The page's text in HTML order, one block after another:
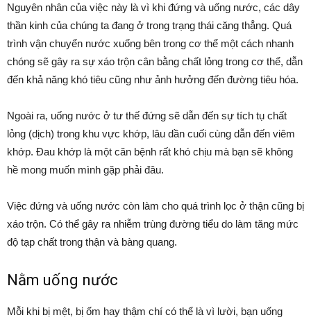
Nguyên nhân của việc này là vì khi đứng và uống nước, các dây
thần kinh của chúng ta đang ở trong trạng thái căng thẳng. Quá
trình vận chuyển nước xuống bên trong cơ thể một cách nhanh
chóng sẽ gây ra sự xáo trộn cân bằng chất lỏng trong cơ thể, dẫn
đến khả năng khó tiêu cũng như ảnh hưởng đến đường tiêu hóa.
Ngoài ra, uống nước ở tư thế đứng sẽ dẫn đến sự tích tụ chất
lỏng (dịch) trong khu vực khớp, lâu dần cuối cùng dẫn đến viêm
khớp. Đau khớp là một căn bệnh rất khó chịu mà bạn sẽ không
hề mong muốn mình gặp phải đâu.
Việc đứng và uống nước còn làm cho quá trình lọc ở thận cũng bị
xáo trộn. Có thể gây ra nhiễm trùng đường tiểu do làm tăng mức
độ tạp chất trong thận và bàng quang.
Nằm uống nước
Mỗi khi bị mệt, bị ốm hay thậm chí có thể là vì lười, bạn uống